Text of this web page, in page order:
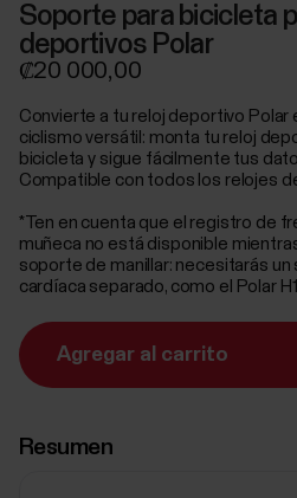
Soporte para bicicleta
deportivos Polar
₡20 000,00
Convierte a tu reloj deportivo Polar
ciclismo versátil: monta tu reloj
bicicleta y sigue fácilmente tus
Compatible con todos los relojes
*Ten en cuenta que el registro de
muñeca no está disponible
soporte de manillar: necesitarás
cardíaca separado, como el Polar
Agregar al carrito
Resumen